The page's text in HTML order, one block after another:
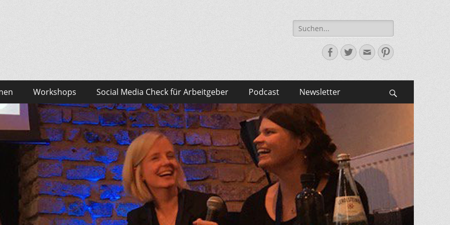
Suche
nach:
Facebook
Twitter
E-
Mail-
Pinterest
Workshops Social Media Check für Arbeitgeber Podcast Newsletter